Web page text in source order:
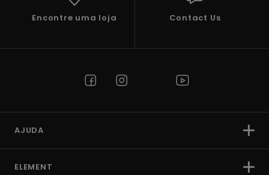
Encontre uma loja Contact Us
AJUDA
ELEMENT